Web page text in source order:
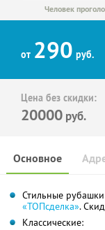
Человек
от 290 руб.
Цена без скидки:
20000 руб.
Основное
Стильные
«ТОПсделка».
Классические: